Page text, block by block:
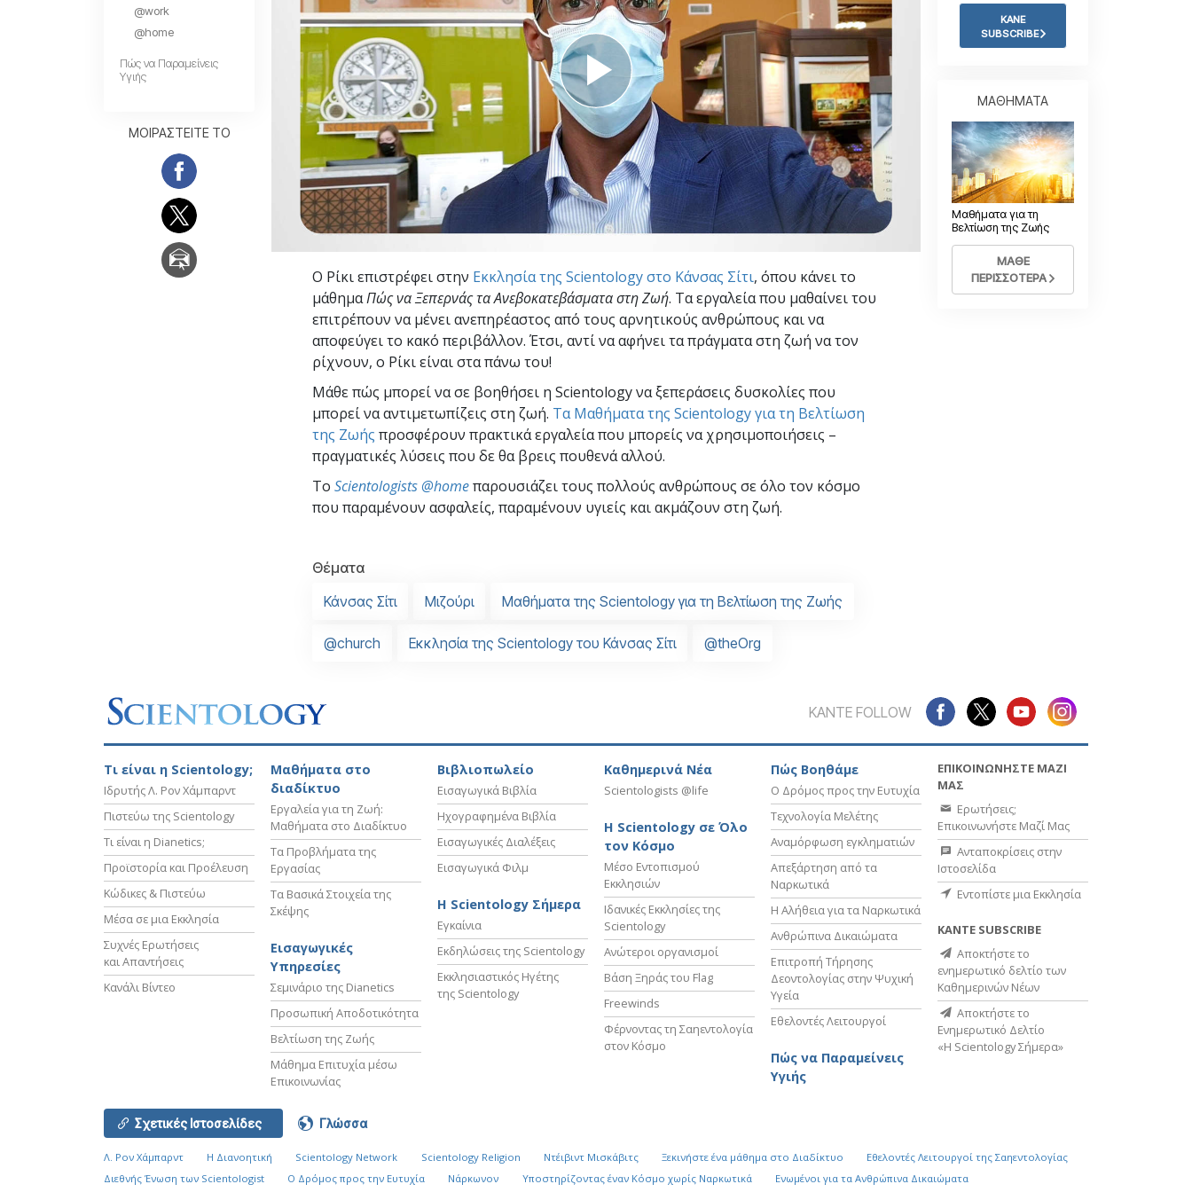
Αγάπη και Μίσος –
Tι είναι η Μεγαλοσύνη;
Σαηεντολογίας
Συναισθημάτων
Φάρμακα και Ναρκωτικά:
Το Πρόβλημα και η Λύση του
Παιδιά
Εργαλεία για τον Χώρο Εργασίας
Ηθική και Καταστάσεις Ηθικής
Η Αιτία της Καταπίεσης
Διερευνήσεις
Τα Βασικά Στοιχεία της Οργάνωσης
Βασικές Αρχές Δημοσίων Σχέσεων
Ο Ρίκι επιστρέφει στην Εκκλησία της Scientology στο Κάνσας Σίτι, όπου κάνει το
μάθημαΠώς να Ξεπερνάς τα Ανεβοκατεβάσματα στη Ζωή. Τα εργαλεία που μαθαίνει του
επιτρέπουν να μένει ανεπηρέαστος από τους αρνητικούς ανθρώπους και να
αποφεύγει το κακό περιβάλλον. Έτσι, αντί να αφήνει τα πράγματα στη ζωή να τον
ρίχνουν, ο Ρίκι είναι στα πάνω του!
Μάθε πώς μπορεί να σε βοηθήσει η Scientology να ξεπεράσεις δυσκολίες που
μπορεί να αντιμετωπίζεις στη ζωή. Τα Μαθήματα της Scientology για τη Βελτίωση
της Ζωής προσφέρουν πρακτικά εργαλεία που μπορείς να χρησιμοποιήσεις –
πραγματικές λύσεις που δε θα βρεις πουθενά αλλού.
To Scientologists @homeπαρουσιάζει τους πολλούς ανθρώπους σε όλο τον κόσμο
που παραμένουν ασφαλείς, παραμένουν υγιείς και ακμάζουν στη ζωή.
Θέματα
Κάνσας Σίτι
Μιζούρι Μαθήματα της Scientology για τη Βελτίωση της Ζωής
@church Εκκλησία της Scientology του Κάνσας Σίτι @theOrg
@work
@home
Πώς να Παραμείνεις
Υγιής
ΜΟΙΡΑΣΤΕΙΤΕ ΤΟ
ΚΑΝΕ
SUBSCRIBE
ΜΑΘΗΜΑΤΑ
Μαθήματα για τη
Βελτίωση της Ζωής
ΜΑΘΕ
ΠΕΡΙΣΣΟΤΕΡΑ
ΚΑΝΤΕ FOLLOW
Τι είναι η Scientology;
Ιδρυτής Λ. Ρον Χάμπαρντ
Πιστεύω της Scientology
Τι είναι η Dianetics;
Προϊστορία και Προέλευση
Κώδικες & Πιστεύω
Μέσα σε μια Εκκλησία
Συχνές Ερωτήσεις
και Απαντήσεις
Κανάλι Βίντεο
Μαθήματα στο
διαδίκτυο
Εργαλεία για τη Ζωή:
Μαθήματα στο Διαδίκτυο
Τα Προβλήματα της
Εργασίας
Τα Βασικά Στοιχεία της
Σκέψης
Εισαγωγικές
Υπηρεσίες
Σεμινάριο της Dianetics
Προσωπική Αποδοτικότητα
Βελτίωση της Ζωής
Μάθημα Επιτυχία μέσω
Επικοινωνίας
Βιβλιοπωλείο
Εισαγωγικά Βιβλία
Ηχογραφημένα Βιβλία
Εισαγωγικές Διαλέξεις
Εισαγωγικά Φιλμ
Η Scientology Σήμερα
Εγκαίνια
Εκδηλώσεις της Scientology
Εκκλησιαστικός Ηγέτης
της Scientology
Καθημερινά Νέα
Scientologists @life
Η Scientology σε Όλο
τον Κόσμο
Μέσο Εντοπισμού
Εκκλησιών
Ιδανικές Εκκλησίες της
Scientology
Ανώτεροι οργανισμοί
Βάση Ξηράς του Flag
Freewinds
Φέρνοντας τη Σαηεντολογία
στον Κόσμο
Πώς Βοηθάμε
Ο Δρόμος προς την Ευτυχία
Τεχνολογία Μελέτης
Αναμόρφωση εγκληματιών
Απεξάρτηση από τα
Ναρκωτικά
Η Αλήθεια για τα Ναρκωτικά
Ανθρώπινα Δικαιώματα
Επιτροπή Τήρησης
Δεοντολογίας στην Ψυχική
Υγεία
Εθελοντές Λειτουργοί
Πώς να Παραμείνεις
Υγιής
ΕΠΙΚΟΙΝΩΝΗΣΤΕ ΜΑΖΙ
ΜΑΣ
Ερωτήσεις;
Επικοινωνήστε Μαζί Μας
Ανταποκρίσεις στην
Ιστοσελίδα
Εντοπίστε μια Εκκλησία
ΚΑΝΤΕ SUBSCRIBE
Αποκτήστε το
ενημερωτικό δελτίο των
Καθημερινών Νέων
Αποκτήστε το
Ενημερωτικό Δελτίο
«Η Scientology Σήμερα»
Σχετικές Ιστοσελίδες Γλώσσα
Λ. Ρον Χάμπαρντ Η Διανοητική Scientology Network Scientology Religion Ντέιβιντ Μισκάβιτς Ξεκινήστε ένα μάθημα στο Διαδίκτυο
Εθελοντές Λειτουργοί της Σαηεντολογίας
Διεθνής Ένωση των Scientologist
Ο Δρόμος προς την Ευτυχία Νάρκωνον Υποστηρίζοντας έναν Κόσμο χωρίς Ναρκωτικά Ενωµένοι για τα Ανθρώπινα Δικαιώµατα